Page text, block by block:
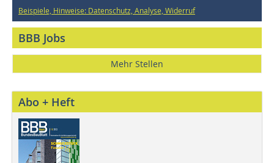
Beispiele, Hinweise: Datenschutz, Analyse, Widerruf
BBB Jobs
Mehr Stellen
Abo + Heft